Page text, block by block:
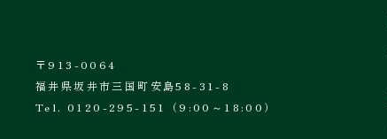
〒913-0064
福井県坂井市三国町安島58-31-8
Tel. 0120-295-151（9:00～18:00）